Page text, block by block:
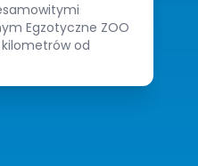
Egzotyczne ZOO
od